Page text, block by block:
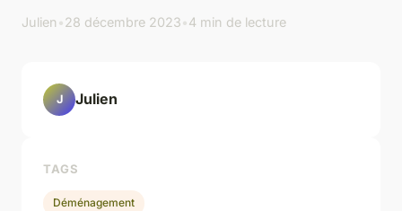
Julien •28 décembre 2023•4 min de lecture
J Julien
TAGS
Déménagement